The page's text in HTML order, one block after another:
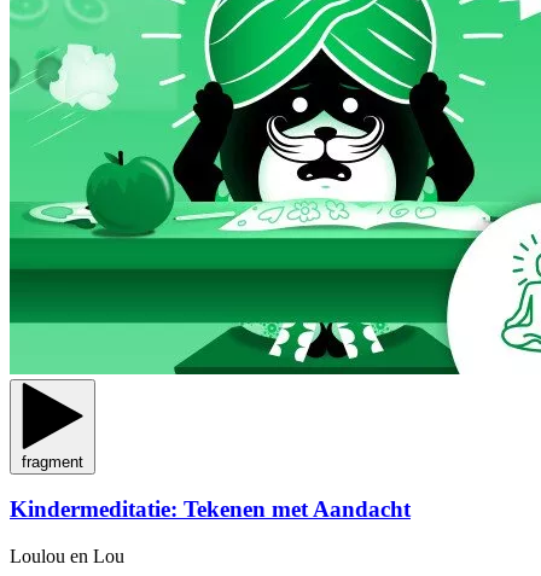
fragment
Kindermeditatie: Tekenen met Aandacht
Loulou en Lou